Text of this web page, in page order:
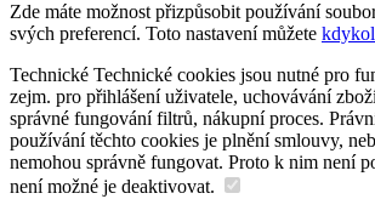
Zde máte možnost přizpůsobit používání
svých preferencí. Toto nastavení můžete
Technické Technické cookies jsou nutné pro
zejm. pro přihlášení uživatele, uchovávání
správné fungování filtrů, nákupní proces.
používání těchto cookies je plnění smlouvy,
nemohou správně fungovat. Proto k nim není
není možné je deaktivovat.